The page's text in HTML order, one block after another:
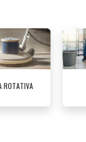
ROTATIVA